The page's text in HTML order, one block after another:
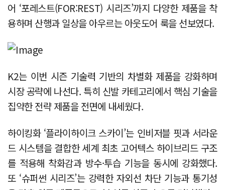
어 ‘포레스트(FOR:REST) 시리즈’까지 다양한 제품을 착
용하며 산행과 일상을 아우르는 아웃도어 룩을 선보였다.
K2는 이번 시즌 기술력 기반의 차별화 제품을 강화하며
시장 공략에 나선다. 특히 신발 카테고리에서 핵심 기술을
집약한 전략 제품을 전면에 내세웠다.
하이킹화 ‘플라이하이크 스카이’는 인비저블 핏과 서라운
드 시스템을 결합한 세계 최초 고어텍스 하이브리드 구조
를 적용해 착화감과 방수·투습 기능을 동시에 강화했다.
또 ‘슈퍼썬 시리즈’는 강력한 자외선 차단 기능과 통기성